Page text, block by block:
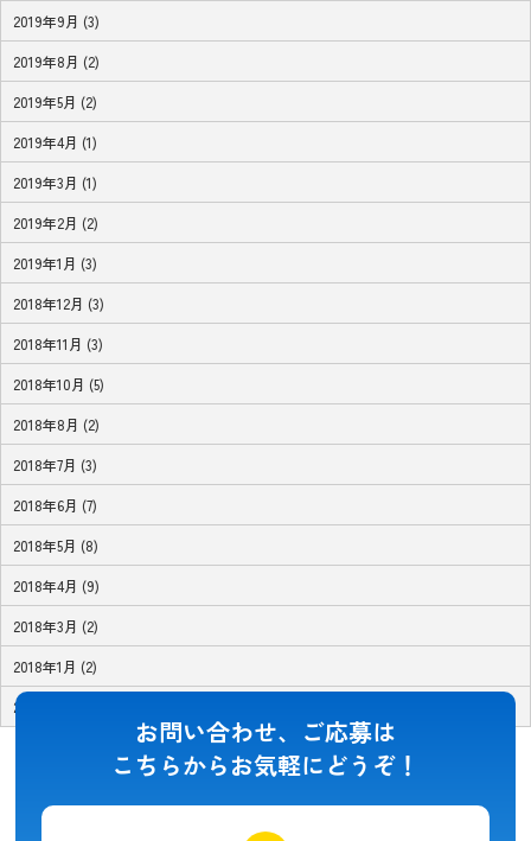
2019年9月 (3)
2019年8月 (2)
2019年5月 (2)
2019年4月 (1)
2019年3月 (1)
2019年2月 (2)
2019年1月 (3)
2018年12月 (3)
2018年11月 (3)
2018年10月 (5)
2018年8月 (2)
2018年7月 (3)
2018年6月 (7)
2018年5月 (8)
2018年4月 (9)
2018年3月 (2)
2018年1月 (2)
2017年11月 (1)
お問い合わせ、ご応募は
こちらからお気軽にどうぞ！